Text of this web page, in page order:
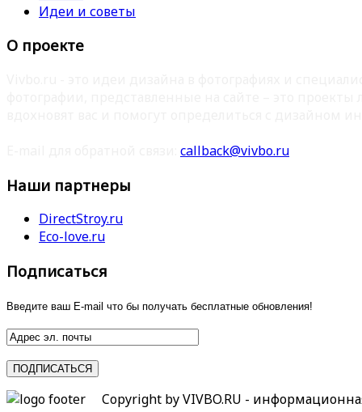
Идеи и советы
О проекте
callback@vivbo.ru
Наши партнеры
DirectStroy.ru
Eco-love.ru
Подписаться
Введите ваш E-mail что бы получать бесплатные обновления!
Copyright by VIVBO.RU -